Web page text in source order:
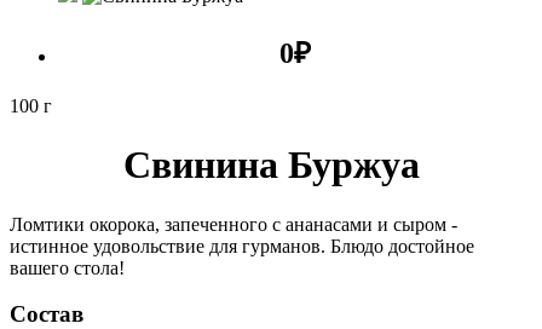
0₽
100 г
Свинина Буржуа
Ломтики окорока, запеченного с ананасами и сыром -
истинное удовольствие для гурманов. Блюдо достойное
вашего стола!
Состав